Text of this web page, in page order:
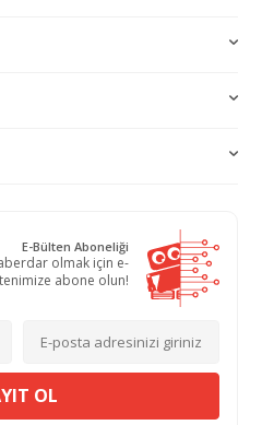
E-Bülten Aboneliği
olmak için e-
abone olun!
OL